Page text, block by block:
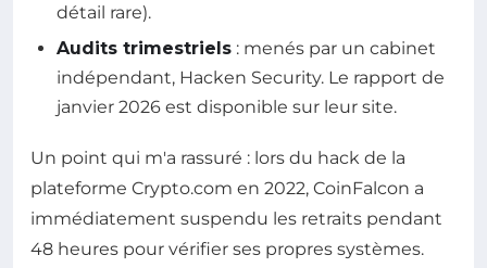
détail rare).
Audits trimestriels : menés par un cabinet
indépendant, Hacken Security. Le rapport de
janvier 2026 est disponible sur leur site.
Un point qui m'a rassuré : lors du hack de la
plateforme Crypto.com en 2022, CoinFalcon a
immédiatement suspendu les retraits pendant
48 heures pour vérifier ses propres systèmes.